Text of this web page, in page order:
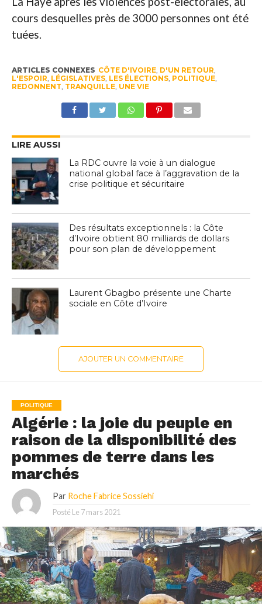
cours desquelles près de 3000 personnes ont été
tuées.
ARTICLES CONNEXES CÔTE D'IVOIRE, D'UN RETOUR,
L'ESPOIR, LÉGISLATIVES, LES ÉLECTIONS, POLITIQUE,
REDONNENT, TRANQUILLE, UNE VIE
LIRE AUSSI
La RDC ouvre la voie à un dialogue
national global face à l’aggravation de la
crise politique et sécuritaire
Des résultats exceptionnels : la Côte
d’Ivoire obtient 80 milliards de dollars
pour son plan de développement
Laurent Gbagbo présente une Charte
sociale en Côte d’Ivoire
AJOUTER UN COMMENTAIRE
POLITIQUE
Algérie : la joie du peuple en
raison de la disponibilité des
pommes de terre dans les
marchés
Par Roche Fabrice Sossiehi
Posté Le 7 mars 2021